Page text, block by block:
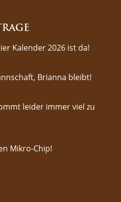
Kalender 2026 ist da!
Brianna bleibt!
leider immer viel zu
Mikro-Chip!